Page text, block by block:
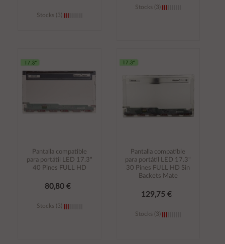
Stocks (3)
Stocks (3)
Pantalla compatible
para portátil LED 17.3"
40 Pines FULL HD
80,80 €
Stocks (3)
Pantalla compatible
para portátil LED 17.3"
30 Pines FULL HD Sin
Backets Mate
129,75 €
Stocks (3)